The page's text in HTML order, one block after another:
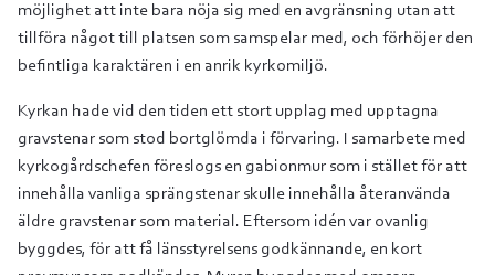
möjlighet att inte bara nöja sig med en avgränsning utan att
tillföra något till platsen som samspelar med, och förhöjer den
befintliga karaktären i en anrik kyrkomiljö.
Kyrkan hade vid den tiden ett stort upplag med upptagna
gravstenar som stod bortglömda i förvaring. I samarbete med
kyrkogårdschefen föreslogs en gabionmur som i stället för att
innehålla vanliga sprängstenar skulle innehålla återanvända
äldre gravstenar som material. Eftersom idén var ovanlig
byggdes, för att få länsstyrelsens godkännande, en kort